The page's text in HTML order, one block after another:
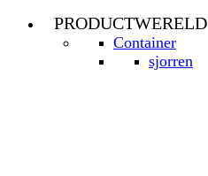
PRODUCTWERELD
Container
sjorren